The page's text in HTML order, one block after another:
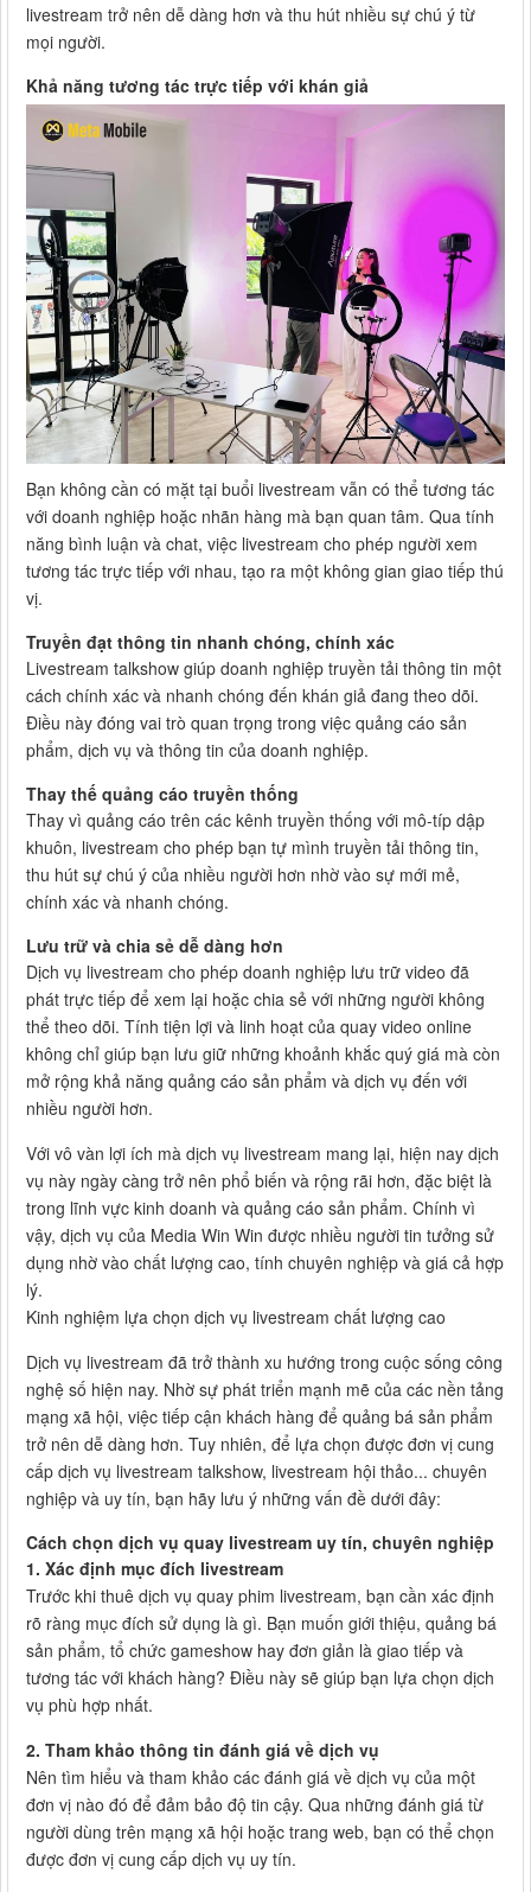
livestream trở nên dễ dàng hơn và thu hút nhiều sự chú ý từ
mọi người.
Khả năng tương tác trực tiếp với khán giả
Bạn không cần có mặt tại buổi livestream vẫn có thể tương tác
với doanh nghiệp hoặc nhãn hàng mà bạn quan tâm. Qua tính
năng bình luận và chat, việc livestream cho phép người xem
tương tác trực tiếp với nhau, tạo ra một không gian giao tiếp thú
vị.
Truyền đạt thông tin nhanh chóng, chính xác
Livestream talkshow giúp doanh nghiệp truyền tải thông tin một
cách chính xác và nhanh chóng đến khán giả đang theo dõi.
Điều này đóng vai trò quan trọng trong việc quảng cáo sản
phẩm, dịch vụ và thông tin của doanh nghiệp.
Thay thế quảng cáo truyền thống
Thay vì quảng cáo trên các kênh truyền thống với mô-típ dập
khuôn, livestream cho phép bạn tự mình truyền tải thông tin,
thu hút sự chú ý của nhiều người hơn nhờ vào sự mới mẻ,
chính xác và nhanh chóng.
Lưu trữ và chia sẻ dễ dàng hơn
Dịch vụ livestream cho phép doanh nghiệp lưu trữ video đã
phát trực tiếp để xem lại hoặc chia sẻ với những người không
thể theo dõi. Tính tiện lợi và linh hoạt của quay video online
không chỉ giúp bạn lưu giữ những khoảnh khắc quý giá mà còn
mở rộng khả năng quảng cáo sản phẩm và dịch vụ đến với
nhiều người hơn.
Với vô vàn lợi ích mà dịch vụ livestream mang lại, hiện nay dịch
vụ này ngày càng trở nên phổ biến và rộng rãi hơn, đặc biệt là
trong lĩnh vực kinh doanh và quảng cáo sản phẩm. Chính vì
vậy, dịch vụ của Media Win Win được nhiều người tin tưởng sử
dụng nhờ vào chất lượng cao, tính chuyên nghiệp và giá cả hợp
lý.
Kinh nghiệm lựa chọn dịch vụ livestream chất lượng cao
Dịch vụ livestream đã trở thành xu hướng trong cuộc sống công
nghệ số hiện nay. Nhờ sự phát triển mạnh mẽ của các nền tảng
mạng xã hội, việc tiếp cận khách hàng để quảng bá sản phẩm
trở nên dễ dàng hơn. Tuy nhiên, để lựa chọn được đơn vị cung
cấp dịch vụ livestream talkshow, livestream hội thảo... chuyên
nghiệp và uy tín, bạn hãy lưu ý những vấn đề dưới đây:
Cách chọn dịch vụ quay livestream uy tín, chuyên nghiệp
1. Xác định mục đích livestream
Trước khi thuê dịch vụ quay phim livestream, bạn cần xác định
rõ ràng mục đích sử dụng là gì. Bạn muốn giới thiệu, quảng bá
sản phẩm, tổ chức gameshow hay đơn giản là giao tiếp và
tương tác với khách hàng? Điều này sẽ giúp bạn lựa chọn dịch
vụ phù hợp nhất.
2. Tham khảo thông tin đánh giá về dịch vụ
Nên tìm hiểu và tham khảo các đánh giá về dịch vụ của một
đơn vị nào đó để đảm bảo độ tin cậy. Qua những đánh giá từ
người dùng trên mạng xã hội hoặc trang web, bạn có thể chọn
được đơn vị cung cấp dịch vụ uy tín.